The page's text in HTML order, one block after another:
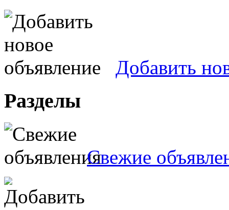
Добавить
Разделы
Свежие